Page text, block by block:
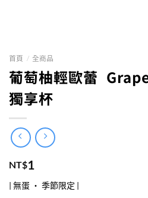
首頁 / 全商品
葡萄柚輕歐蕾
獨享杯
NT$1
| 無蛋 ‧ 季節限定 |